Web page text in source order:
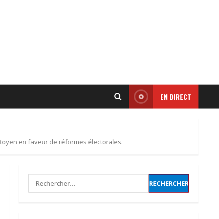
EN DIRECT
en faveur de réformes électorales.
Rechercher :
policier marqué par les
violences d’État
4
𝗔𝗻𝗮𝗹𝘆𝘀𝗲 | 𝑳𝒂 𝒇𝒆𝒎𝒎𝒆
1 mai 2026